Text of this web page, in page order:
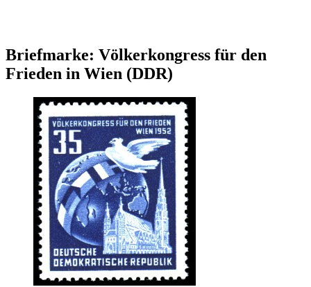
Briefmarke: Völkerkongress für den
Frieden in Wien (DDR)